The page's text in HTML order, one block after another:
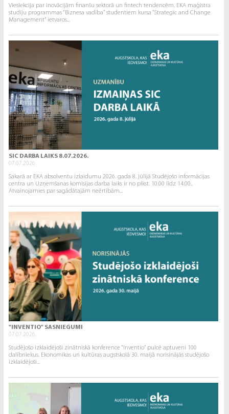
Vieslekcija par inovācijām finanšu sektorā un fintech tendencēm. EKA maģistra
studiju programmas “Biznesa vadība” studentiem kursa “Strategic and Change
Management” ietvaros...
SIC DARBA LAIKS 8.07.2026.
07.07.2026.
Sakarā ar EKA absolventu izlaidumu 2026. gada 8. jūlijā Studējošo informācijas
centra un Uzņemšanas komisijas darba laiks ir no plkst. 10.00 līdz 14.00..
Atvainojamies par sagādātajām neērtībām...
"INVENTIO" SASNIEGUMI
07.07.2026.
Studējošo izklaidējoši zinātniskā konference “Inventio” pulcē aptuveni 100
dalībniekus. Ekonomikas un kultūras augstskolā 30. maijā norisinājās studējošo
izklaidējoši...